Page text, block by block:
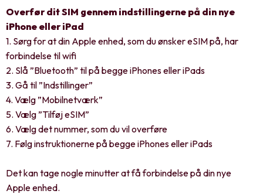
Overfør dit SIM gennem indstillingerne på din nye
iPhone eller iPad
1. Sørg for at din Apple enhed, som du ønsker eSIM på, har
forbindelse til wifi
2. Slå ”Bluetooth” til på begge iPhones eller iPads
3. Gå til ”Indstillinger”
4. Vælg ”Mobilnetværk”
5. Vælg ”Tilføj eSIM”
6. Vælg det nummer, som du vil overføre
7. Følg instruktionerne på begge iPhones eller iPads
Det kan tage nogle minutter at få forbindelse på din nye
Apple enhed.